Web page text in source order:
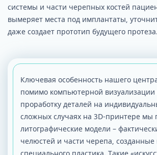
системы и части черепных костей
вымеряет места под имплантаты,
даже создает прототип будущего протеза.
Ключевая особенность нашего
помимо компьютерной
проработку деталей на
сложных случаях на 3D-принтере мы
литографические модели –
челюстей и части черепа, созданные
специального пластика. Такие